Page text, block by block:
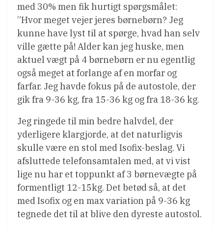
med 30% men fik hurtigt spørgsmålet:
”Hvor meget vejer jeres børnebørn? Jeg
kunne have lyst til at spørge, hvad han selv
ville gætte på! Alder kan jeg huske, men
aktuel vægt på 4 børnebørn er nu egentlig
også meget at forlange af en morfar og
farfar. Jeg havde fokus på de autostole, der
gik fra 9-36 kg, fra 15-36 kg og fra 18-36 kg.
Jeg ringede til min bedre halvdel, der
yderligere klargjorde, at det naturligvis
skulle være en stol med Isofix-beslag. Vi
afsluttede telefonsamtalen med, at vi vist
lige nu har et toppunkt af 3 børnevægte på
formentligt 12-15kg. Det betød så, at det
med Isofix og en max variation på 9-36 kg
tegnede det til at blive den dyreste autostol.